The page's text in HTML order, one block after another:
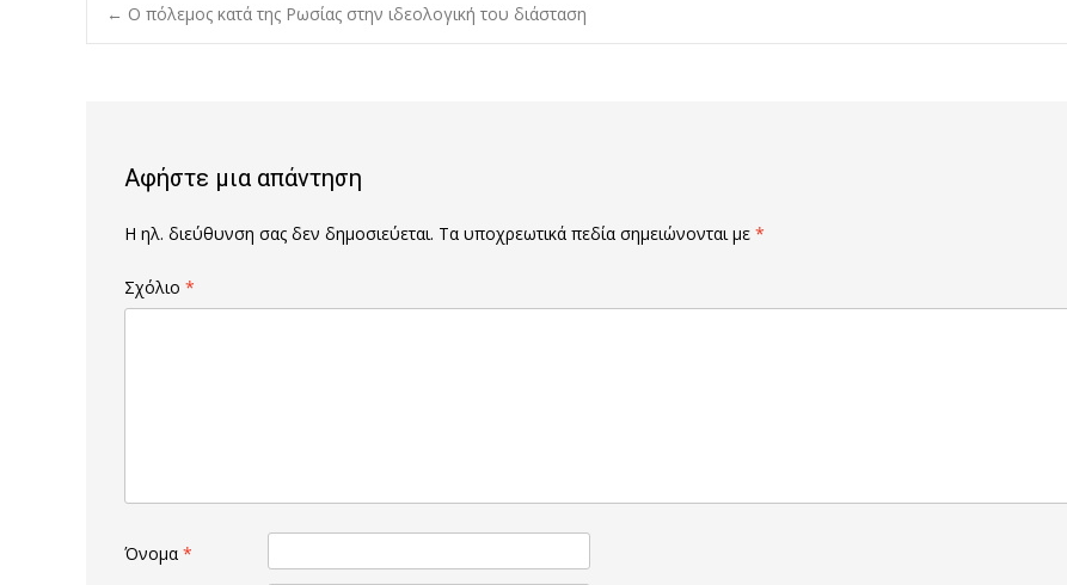
Post
← Ο πόλεμος κατά της Ρωσίας στην ιδεολογική του διάσταση
Αφήστε μια απάντηση
Η ηλ. διεύθυνση σας δεν δημοσιεύεται. Τα υποχρεωτικά πεδία σημειώνονται με *
Σχόλιο *
Όνομα *